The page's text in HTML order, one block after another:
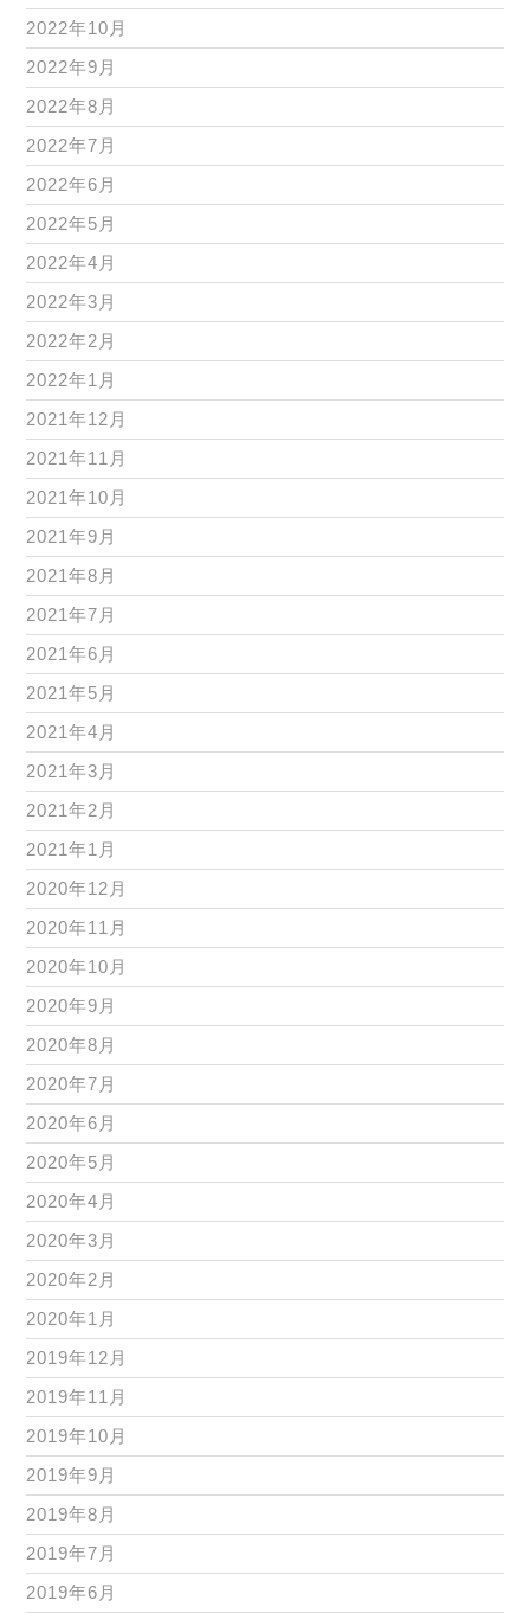
2022年10月
2022年9月
2022年8月
2022年7月
2022年6月
2022年5月
2022年4月
2022年3月
2022年2月
2022年1月
2021年12月
2021年11月
2021年10月
2021年9月
2021年8月
2021年7月
2021年6月
2021年5月
2021年4月
2021年3月
2021年2月
2021年1月
2020年12月
2020年11月
2020年10月
2020年9月
2020年8月
2020年7月
2020年6月
2020年5月
2020年4月
2020年3月
2020年2月
2020年1月
2019年12月
2019年11月
2019年10月
2019年9月
2019年8月
2019年7月
2019年6月